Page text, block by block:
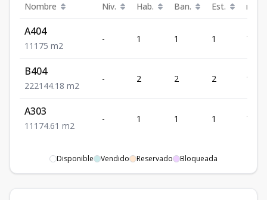
Nombre Niv. Hab. Ban. Est. m²
A404
1 1 1 75 m2
- 1 1 1 75
B404
222144.18 m2
- 2 2 2
A303
1 1 1 74.61 m2
- 1 1 1 74.61
Disponible Vendido Reservado Bloqueada